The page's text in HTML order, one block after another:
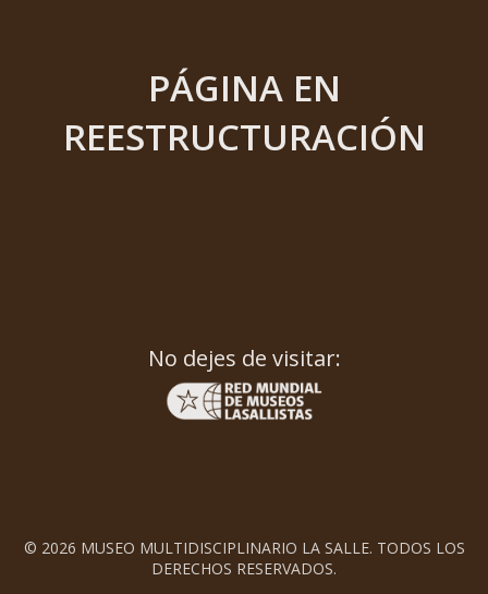
PÁGINA EN
REESTRUCTURACIÓN
No dejes de visitar:
© 2026 MUSEO MULTIDISCIPLINARIO LA SALLE. TODOS LOS
DERECHOS RESERVADOS.